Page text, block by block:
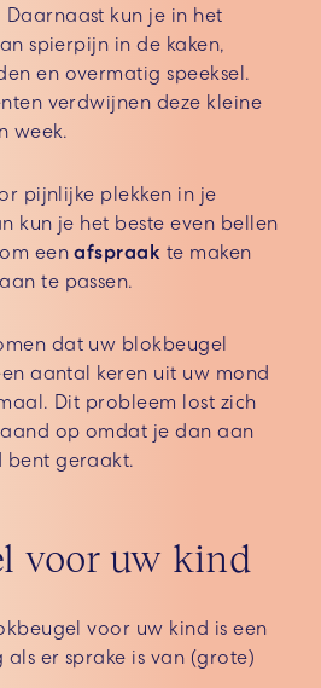
kun je in het
spierpijn in de kaken,
en overmatig speeksel.
verdwijnen deze kleine
week.
pijnlijke plekken in je
kun je het beste even bellen
eenafspraak te maken
te passen.
dat uw blokbeugel
aantal keren uit uw mond
Dit probleem lost zich
op omdat je dan aan
bent geraakt.
voor uw kind
voor uw kind is een
als er sprake is van (grote)